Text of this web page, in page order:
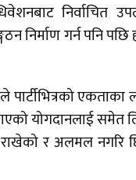
निर्वाचित
निर्माण गर्न पनि पछि
एकताका
योगदानलाई समेत
र अलमल नगरि